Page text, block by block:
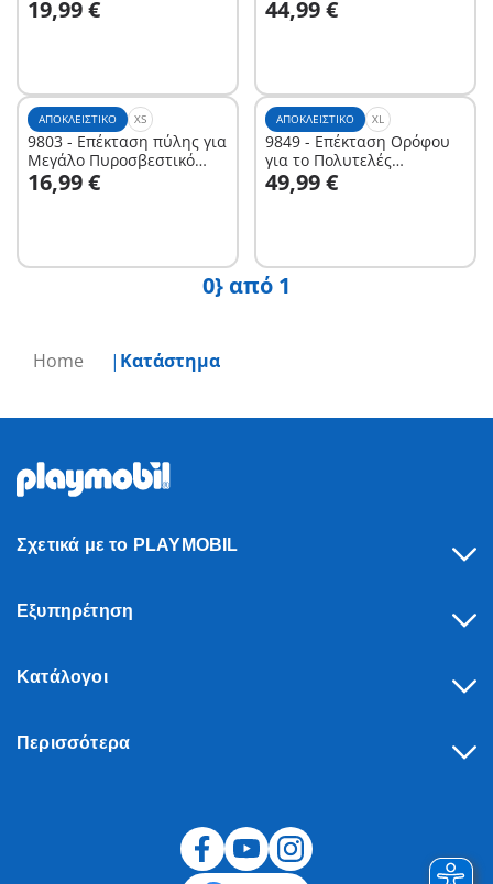
Home Κατάστημα
19,99 € 44,99 €
ΑΠΟΚΛΕΙΣΤΙΚΌ XS
9803 - Επέκταση πύλης για
Μεγάλο Πυροσβεστικό
Σταθμό (9462)
16,99 €
Στο καλάθι
ΑΠΟΚΛΕΙΣΤΙΚΌ XL
9849 - Επέκταση Ορόφου
για το Πολυτελές
Κουκλόσπιτο
49,99 €
Στο καλάθι
0} από 1
Σχετικά με το PLAYMOBIL
Εξυπηρέτηση
Κατάλογοι
Περισσότερα